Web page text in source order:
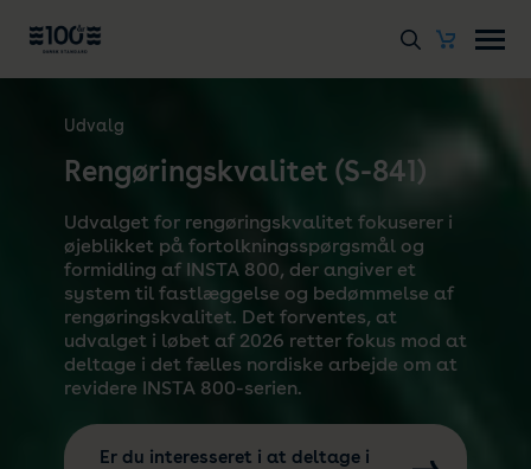
Udvalg
Rengøringskvalitet (S-841)
Udvalget for rengøringskvalitet fokuserer i
øjeblikket på fortolkningsspørgsmål og
formidling af INSTA 800, der angiver et
system til fastlæggelse og bedømmelse af
rengøringskvalitet. Det forventes, at
udvalget i løbet af 2026 retter fokus mod at
deltage i det fælles nordiske arbejde om at
revidere INSTA 800-serien.
Er du interesseret i at deltage i